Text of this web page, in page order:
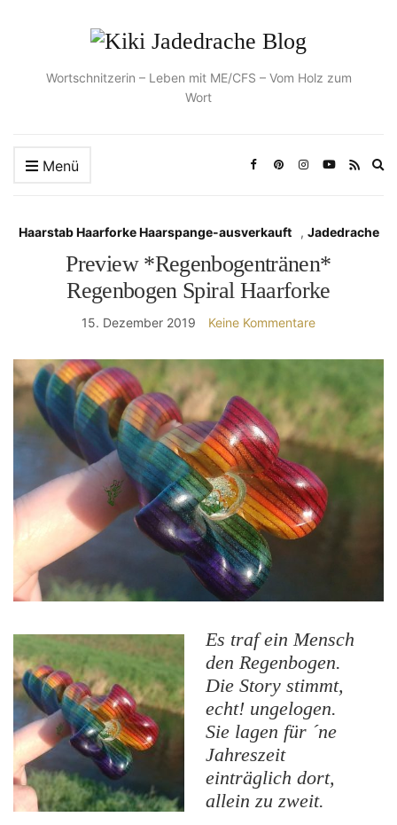
Wortschnitzerin – Leben mit ME/CFS – Vom Holz zum
Wort
Menü
Haarstab Haarforke Haarspange-ausverkauft , Jadedrache
Preview *Regenbogentränen*
Regenbogen Spiral Haarforke
15. Dezember 2019 Keine Kommentare
Es traf ein Mensch
den Regenbogen.
Die Story stimmt,
echt! ungelogen.
Sie lagen für ´ne
Jahreszeit
einträglich dort,
allein zu zweit.